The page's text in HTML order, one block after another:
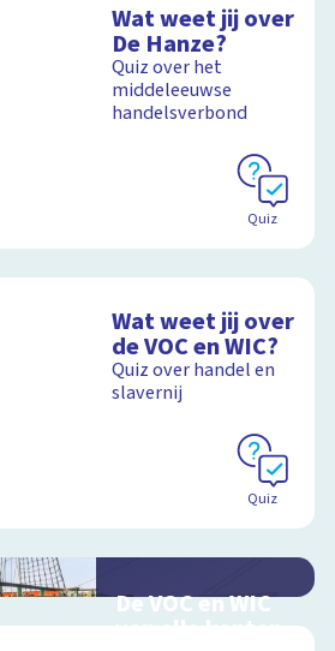
Wat weet jij over
De Hanze?
Quiz over het
middeleeuwse
handelsverbond
Quiz
Wat weet jij over
de VOC en WIC?
Quiz over handel en
slavernij
Quiz
De VOC en WIC
van alle kanten